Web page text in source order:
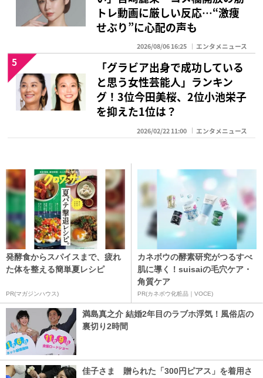
トレ動画に厳しい反応…“激痩
せぶり”に心配の声も
2026/08/06 16:25 エンタメニュース
「グラビア出身で成功している
と思う女性芸能人」ランキン
グ！3位今田美桜、2位小池栄子
を抑えた1位は？
2026/02/22 11:00 エンタメニュース
5
発酵食からスパイスまで、疲れ
た体を整える簡単夏レシピ
PR(マガジンハウス)
カネボウの酵素研究がつるすべ
肌に導く！suisaiの毛穴ケア・
角質ケア
PR(カネボウ化粧品｜VOCE)
満島真之介 結婚2年目のラブホ浮気！風俗店の
裏切り2時間
佳子さま 贈られた「300円ピアス」を着用さ